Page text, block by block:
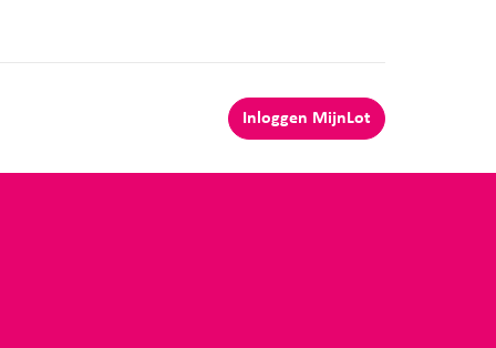
Inloggen MijnLot